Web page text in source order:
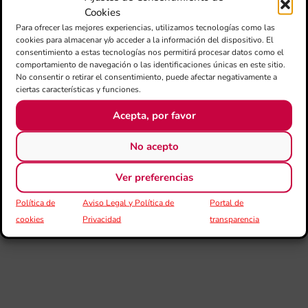
Cookies
Para ofrecer las mejores experiencias, utilizamos tecnologías como las
cookies para almacenar y/o acceder a la información del dispositivo. El
consentimiento a estas tecnologías nos permitirá procesar datos como el
comportamiento de navegación o las identificaciones únicas en este sitio.
No consentir o retirar el consentimiento, puede afectar negativamente a
ciertas características y funciones.
Acepta, por favor
No acepto
Ver preferencias
Política de
cookies
Aviso Legal y Política de
Privacidad
Portal de
transparencia